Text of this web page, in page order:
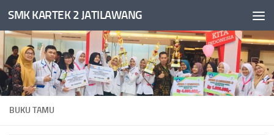
Skip to content
SMK KARTEK 2 JATILAWANG
BUKU TAMU